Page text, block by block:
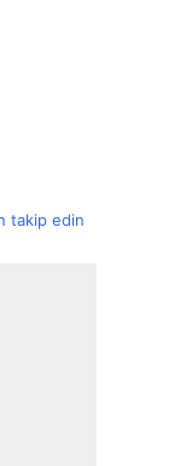
takip edin